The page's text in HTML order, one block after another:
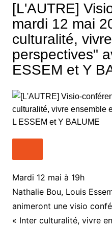
[L'AUTRE]
mardi 12 mai
culturalité,
perspectives"
ESSEM et Y
Mardi 12 mai à 19h
Nathalie Bou, Louis
animeront une visio
« Inter culturalité, vivre